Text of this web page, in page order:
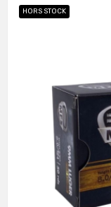
HORS STOCK